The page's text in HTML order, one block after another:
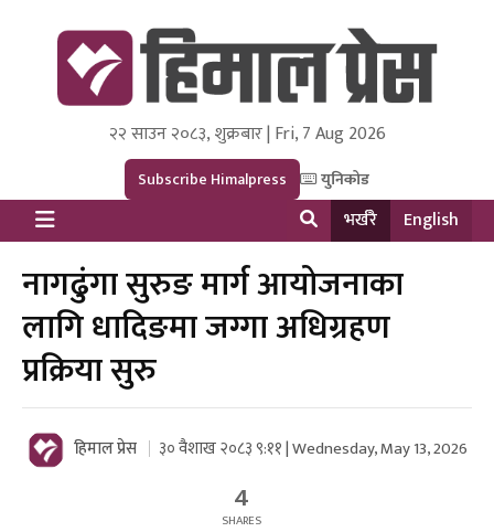
Himal Press
Dot NewsyNepal Media and Research Pvt Ltd.
२२ साउन २०८३, शुक्रबार | Fri, 7 Aug 2026
Subscribe Himalpress युनिकोड
भर्खरै English
नागढुंगा सुरुङ मार्ग आयोजनाका
लागि धादिङमा जग्गा अधिग्रहण
प्रक्रिया सुरु
हिमाल प्रेस ३० वैशाख २०८३ ९:११ | Wednesday, May 13, 2026
4
SHARES